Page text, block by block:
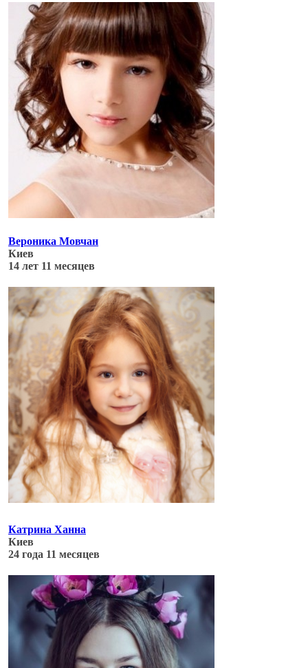
Обновлено: 04.07.17
Обновлено: 04.07.17
Вероника Мовчан
Киев
14 лет 11 месяцев
Обновлено: 04.07.17
Катрина Ханна
Киев
24 года 11 месяцев